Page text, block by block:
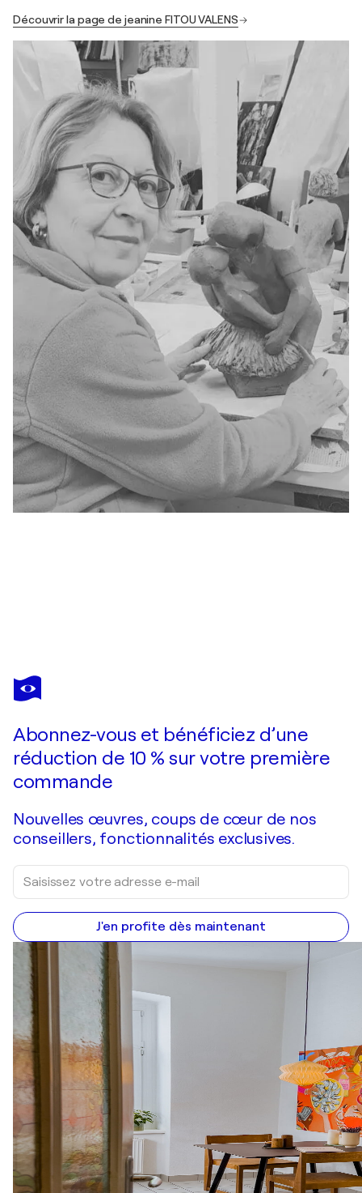
Découvrir la page de jeanine FITOU VALENS
JEANINE FITOU VALENS
RYTHMES
Abonnez-vous et bénéficiez d’une
réduction de 10 % sur votre première
commande
Nouvelles œuvres, coups de cœur de nos
conseillers, fonctionnalités exclusives.
J'en profite dès maintenant